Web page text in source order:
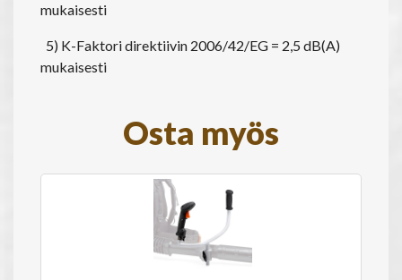
mukaisesti
5) K-Faktori direktiivin 2006/42/EG = 2,5 dB(A)
mukaisesti
Osta myös